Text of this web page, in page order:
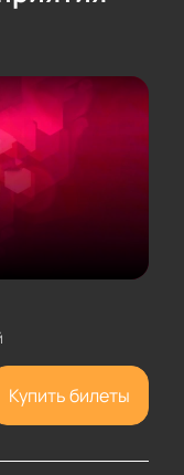
Купить билеты